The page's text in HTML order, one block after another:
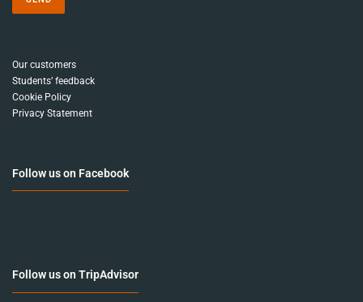
Our customers
Students’ feedback
Cookie Policy
Privacy Statement
Follow us on Facebook
Follow us on TripAdvisor